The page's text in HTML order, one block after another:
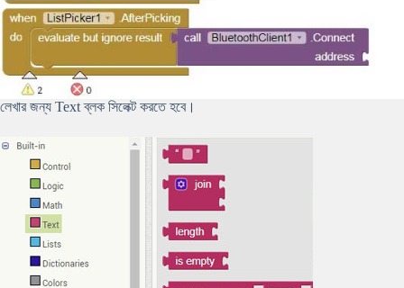
লেখার জন্য Text ব্লক সিলেক্ট করতে হবে।